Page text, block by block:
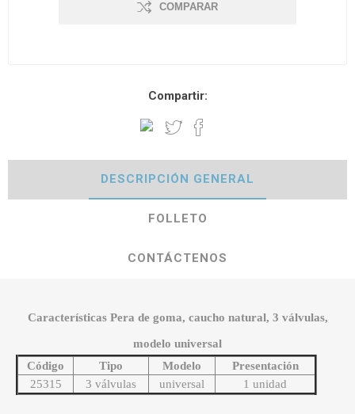
COMPARAR
Compartir:
DESCRIPCIÓN GENERAL
FOLLETO
CONTÁCTENOS
Características Pera de goma, caucho natural, 3 válvulas,
modelo universal
Código
Tipo Modelo
Presentación
25315
3 válvulas universal 1 unidad